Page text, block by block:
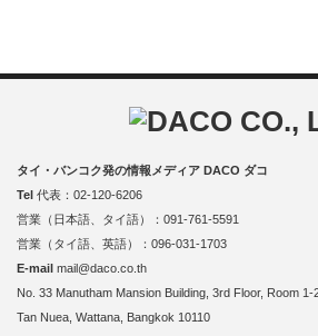
タイ・バンコク発の情報メディア DACO ダコ
Tel 代表：02-120-6206
営業（日本語、タイ語）：091-761-5591
営業（タイ語、英語）：096-031-1703
E-mail mail@daco.co.th
No. 33 Manutham Mansion Building, 3rd Floor, Room
Tan Nuea, Wattana, Bangkok 10110